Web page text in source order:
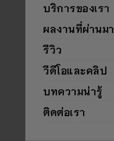
บริการของเรา
ผลงานที่ผ่านมา
รีวิว
วีดีโอและคลิป
บทความน่ารู้
ติดต่อเรา